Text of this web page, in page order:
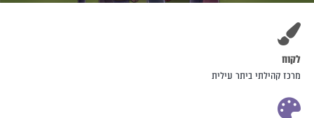
לקוח
מרכז קהילתי ביתר עילית